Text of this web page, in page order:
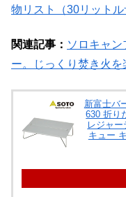
物リスト（30リットル
関連記事： ソロキャン
ー。じっくり焚き火を
新富士バ
630 折り
レジャ
キュー